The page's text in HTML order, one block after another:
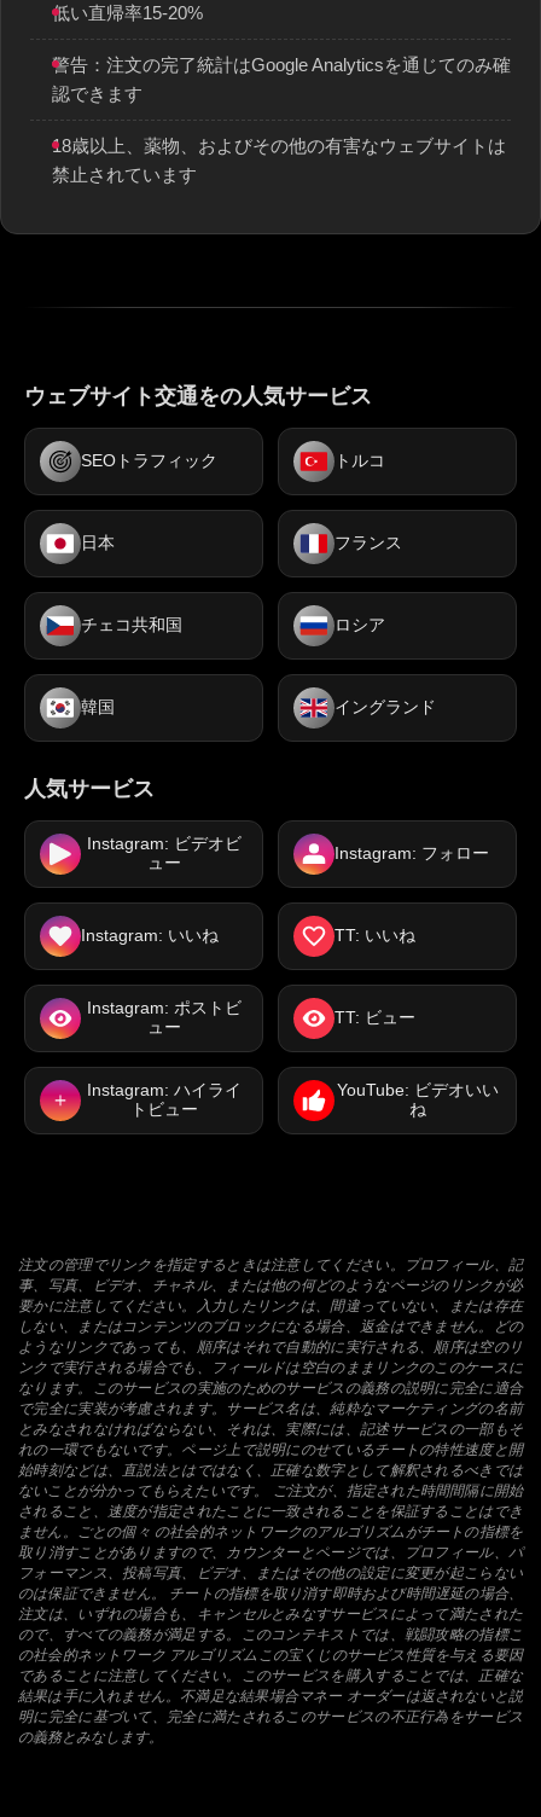
低い直帰率15-20%
警告：注文の完了統計はGoogle Analyticsを通じてのみ確
認できます
18歳以上、薬物、およびその他の有害なウェブサイトは
禁止されています
ウェブサイト交通をの人気サービス
SEOトラフィック トルコ
日本 フランス
チェコ共和国 ロシア
韓国 イングランド
人気サービス
Instagram: ビデオビ
ュー
Instagram: フォロー
Instagram: いいね TT: いいね
Instagram: ポストビ
ュー
TT: ビュー
Instagram: ハイライ
トビュー
YouTube: ビデオいい
ね
注文の管理でリンクを指定するときは注意してください。プロフィール、記
事、写真、ビデオ、チャネル、または他の何どのようなページのリンクが必
要かに注意してください。入力したリンクは、間違っていない、または存在
しない、またはコンテンツのブロックになる場合、返金はできません。どの
ようなリンクであっても、順序はそれで自動的に実行される、順序は空のリ
ンクで実行される場合でも、フィールドは空白のままリンクのこのケースに
なります。このサービスの実施のためのサービスの義務の説明に完全に適合
で完全に実装が考慮されます。サービス名は、純粋なマーケティングの名前
とみなされなければならない、それは、実際には、記述サービスの一部もそ
れの一環でもないです。ページ上で説明にのせているチートの特性速度と開
始時刻などは、直説法とはではなく、正確な数字として解釈されるべきでは
ないことが分かってもらえたいです。 ご注文が、指定された時間間隔に開始
されること、速度が指定されたことに一致されることを保証することはでき
ません。ごとの個々 の社会的ネットワークのアルゴリズムがチートの指標を
取り消すことがありますので、カウンターとページでは、プロフィール、パ
フォーマンス、投稿写真、ビデオ、またはその他の設定に変更が起こらない
のは保証できません。 チートの指標を取り消す即時および時間遅延の場合、
注文は、いずれの場合も、キャンセルとみなすサービスによって満たされた
ので、すべての義務が満足する。このコンテキストでは、戦闘攻略の指標こ
の社会的ネットワーク アルゴリズムこの宝くじのサービス性質を与える要因
であることに注意してください。このサービスを購入することでは、正確な
結果は手に入れません。不満足な結果場合マネー オーダーは返されないと説
明に完全に基づいて、完全に満たされるこのサービスの不正行為をサービス
の義務とみなします。